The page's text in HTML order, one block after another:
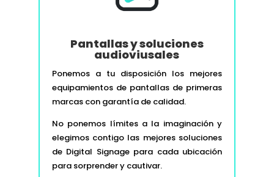
Pantallas y soluciones
audioviusales
Ponemos a tu disposición los mejores
equipamientos de pantallas de primeras
marcas con garantía de calidad.
No ponemos límites a la imaginación y
elegimos contigo las mejores soluciones
de Digital Signage para cada ubicación
para sorprender y cautivar.